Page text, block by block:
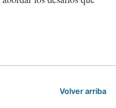
Volver arriba